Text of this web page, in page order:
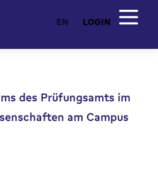
EN LOGIN
des Prüfungsamts im
am Campus